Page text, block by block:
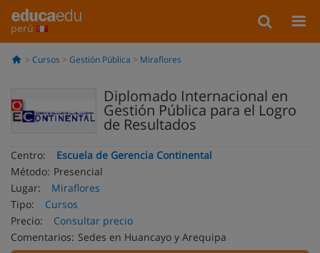
perú
Cursos Gestión Pública Miraflores
Diplomado Internacional en
Gestión Pública para el Logro
de Resultados
Centro:
Escuela de Gerencia Continental
Método: Presencial
Lugar:
Miraflores
Tipo:
Cursos
Precio:
Consultar precio
Comentarios: Sedes en Huancayo y Arequipa